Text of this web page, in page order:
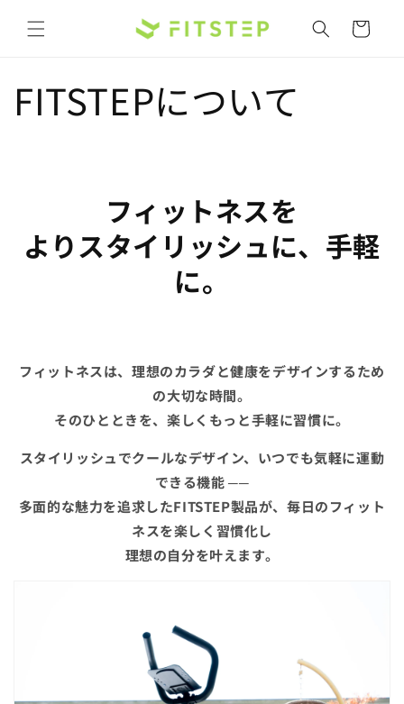
ンツに
進む
ー
FITSTEPについて
フィットネスを
よりスタイリッシュに、手軽
に。
フィットネスは、理想のカラダと健康をデザインするため
の大切な時間。
そのひとときを、楽しくもっと手軽に習慣に。
スタイリッシュでクールなデザイン、いつでも気軽に運動
できる機能 ──
多面的な魅力を追求したFITSTEP製品が、毎日のフィット
ネスを楽しく習慣化し
理想の自分を叶えます。